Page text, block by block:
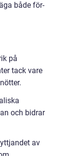
både för-
på
tack vare
och bidrar
av